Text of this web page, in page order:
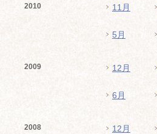
2010 11月
5月
2009 12月
6月
2008 12月